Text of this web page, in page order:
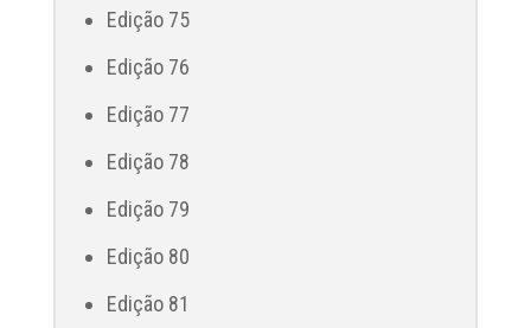
Edição 75
Edição 76
Edição 77
Edição 78
Edição 79
Edição 80
Edição 81